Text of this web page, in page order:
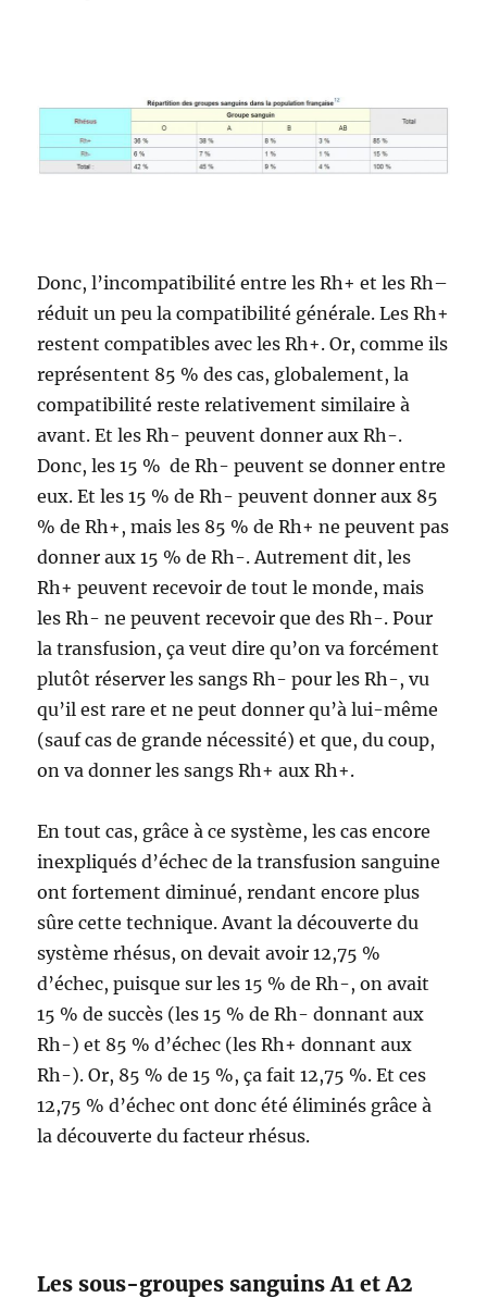
Donc, l’incompatibilité entre les Rh+ et les Rh–
réduit un peu la compatibilité générale. Les Rh+
restent compatibles avec les Rh+. Or, comme ils
représentent 85 % des cas, globalement, la
compatibilité reste relativement similaire à
avant. Et les Rh- peuvent donner aux Rh-.
Donc, les 15 % de Rh- peuvent se donner entre
eux. Et les 15 % de Rh- peuvent donner aux 85
% de Rh+, mais les 85 % de Rh+ ne peuvent pas
donner aux 15 % de Rh-. Autrement dit, les
Rh+ peuvent recevoir de tout le monde, mais
les Rh- ne peuvent recevoir que des Rh-. Pour
la transfusion, ça veut dire qu’on va forcément
plutôt réserver les sangs Rh- pour les Rh-, vu
qu’il est rare et ne peut donner qu’à lui-même
(sauf cas de grande nécessité) et que, du coup,
on va donner les sangs Rh+ aux Rh+.
En tout cas, grâce à ce système, les cas encore
inexpliqués d’échec de la transfusion sanguine
ont fortement diminué, rendant encore plus
sûre cette technique. Avant la découverte du
système rhésus, on devait avoir 12,75 %
d’échec, puisque sur les 15 % de Rh-, on avait
15 % de succès (les 15 % de Rh- donnant aux
Rh-) et 85 % d’échec (les Rh+ donnant aux
Rh-). Or, 85 % de 15 %, ça fait 12,75 %. Et ces
12,75 % d’échec ont donc été éliminés grâce à
la découverte du facteur rhésus.
Les sous-groupes sanguins A1 et A2